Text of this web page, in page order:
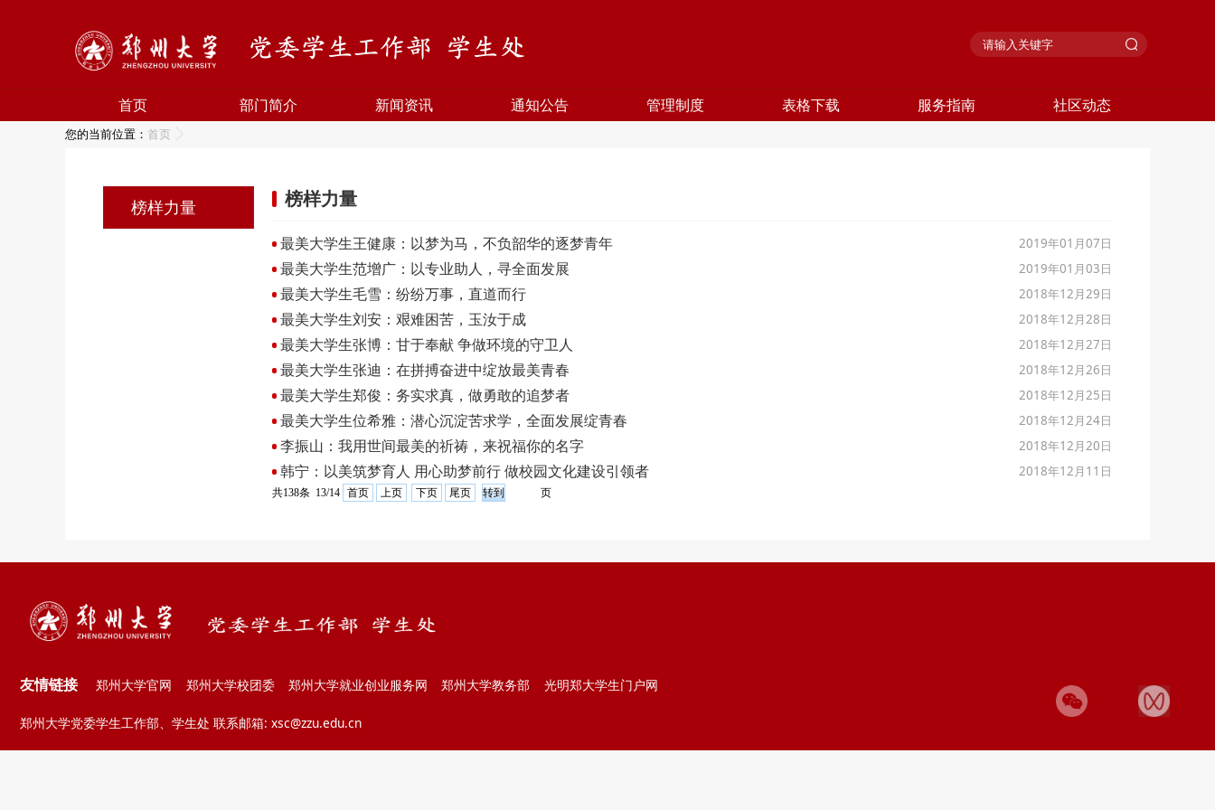
首页 部门简介 新闻资讯 通知公告 管理制度 表格下载 服务指南 社区动态
您的当前位置： 首页
榜样力量 榜样力量
最美大学生王健康：以梦为马，不负韶华的逐梦青年 2019年01月07日
最美大学生范增广：以专业助人，寻全面发展 2019年01月03日
最美大学生毛雪：纷纷万事，直道而行 2018年12月29日
最美大学生刘安：艰难困苦，玉汝于成 2018年12月28日
最美大学生张博：甘于奉献 争做环境的守卫人 2018年12月27日
最美大学生张迪：在拼搏奋进中绽放最美青春 2018年12月26日
最美大学生郑俊：务实求真，做勇敢的追梦者 2018年12月25日
最美大学生位希雅：潜心沉淀苦求学，全面发展绽青春 2018年12月24日
李振山：我用世间最美的祈祷，来祝福你的名字 2018年12月20日
韩宁：以美筑梦育人 用心助梦前行 做校园文化建设引领者 2018年12月11日
共138条 13/14 首页 上页 下页 尾页 页
友情链接 郑州大学官网 郑州大学校团委 郑州大学就业创业服务网 郑州大学教务部 光明郑大学生门户网
郑州大学党委学生工作部、学生处 联系邮箱: xsc@zzu.edu.cn